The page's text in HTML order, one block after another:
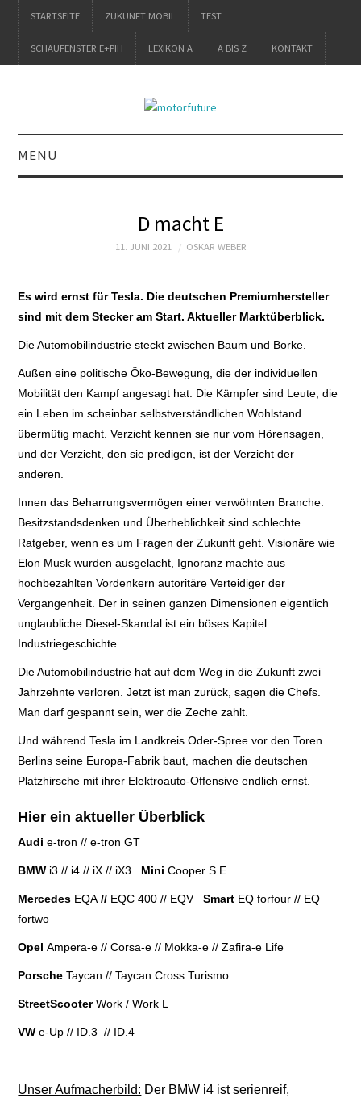
STARTSEITE ZUKUNFT MOBIL TEST
SCHAUFENSTER E+PIH LEXIKON A A BIS Z KONTAKT
MENU
ZUKUNFT MOBIL
SCHAUFENSTER
LEXIKON A
A BIS Z
KONTAKT
D macht E
11. JUNI 2021 OSKAR WEBER
Es wird ernst für Tesla. Die deutschen Premiumhersteller
sind mit dem Stecker am Start. Aktueller Marktüberblick.
Die Automobilindustrie steckt zwischen Baum und Borke.
Außen eine politische Öko-Bewegung, die der individuellen
Mobilität den Kampf angesagt hat. Die Kämpfer sind Leute, die
ein Leben im scheinbar selbstverständlichen Wohlstand
übermütig macht. Verzicht kennen sie nur vom Hörensagen,
und der Verzicht, den sie predigen, ist der Verzicht der
anderen.
Innen das Beharrungsvermögen einer verwöhnten Branche.
Besitzstandsdenken und Überheblichkeit sind schlechte
Ratgeber, wenn es um Fragen der Zukunft geht. Visionäre wie
Elon Musk wurden ausgelacht, Ignoranz machte aus
hochbezahlten Vordenkern autoritäre Verteidiger der
Vergangenheit. Der in seinen ganzen Dimensionen eigentlich
unglaubliche Diesel-Skandal ist ein böses Kapitel
Industriegeschichte.
Die Automobilindustrie hat auf dem Weg in die Zukunft zwei
Jahrzehnte verloren. Jetzt ist man zurück, sagen die Chefs.
Man darf gespannt sein, wer die Zeche zahlt.
Und während Tesla im Landkreis Oder-Spree vor den Toren
Berlins seine Europa-Fabrik baut, machen die deutschen
Platzhirsche mit ihrer Elektroauto-Offensive endlich ernst.
Hier ein aktueller Überblick
Audie-tron //e-tron GT
BMW i3 // i4 // iX // iX3 MiniCooper S E
Mercedes EQA// EQC 400 // EQV Smart EQ forfour // EQ
fortwo
OpelAmpera-e //Corsa-e // Mokka-e //Zafira-e Life
Porsche Taycan //Taycan Cross Turismo
StreetScooterWork / Work L
VW e-Up // ID.3 // ID.4
Unser Aufmacherbild: Der BMW i4 ist serienreif,